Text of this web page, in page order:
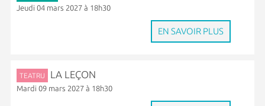
Jeudi 04 mars 2027 à 18h30
EN SAVOIR PLUS
TEATRU LA LEÇON
Mardi 09 mars 2027 à 18h30